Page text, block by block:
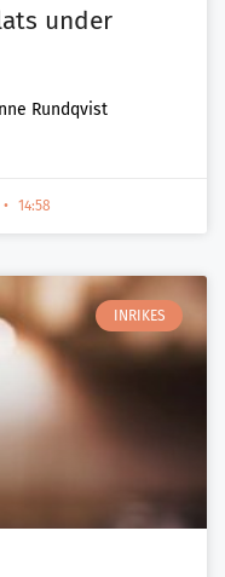
under
Rundqvist
14:58
INRIKES